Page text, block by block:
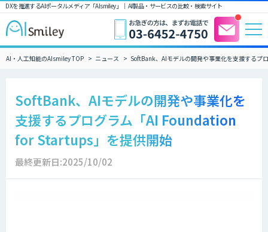
DXを推進するAIポータルメディア「AIsmiley」｜ AI製品・サービスの比較・検索サイト
AI・人工知能のAIsmiley TOP ニュース SoftBank、AIモデルの開発や事業化を支援する
SoftBank、AIモデルの開発や事業化を
支援するプログラム「AI Foundation
for Startups」を提供開始
最終更新日:2025/10/02